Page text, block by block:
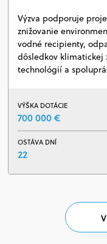
Výzva podporuje
znižovanie
vodné recipienty,
dôsledkov klimatickej
technológií a
VÝŠKA DOTÁCIE
700 000 €
OSTÁVA DNÍ
22